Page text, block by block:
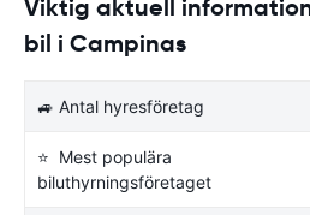
Viktig aktuell
bil i Campinas
🚙 Antal hyresföretag
⭐ Mest populära
biluthyrningsföretaget